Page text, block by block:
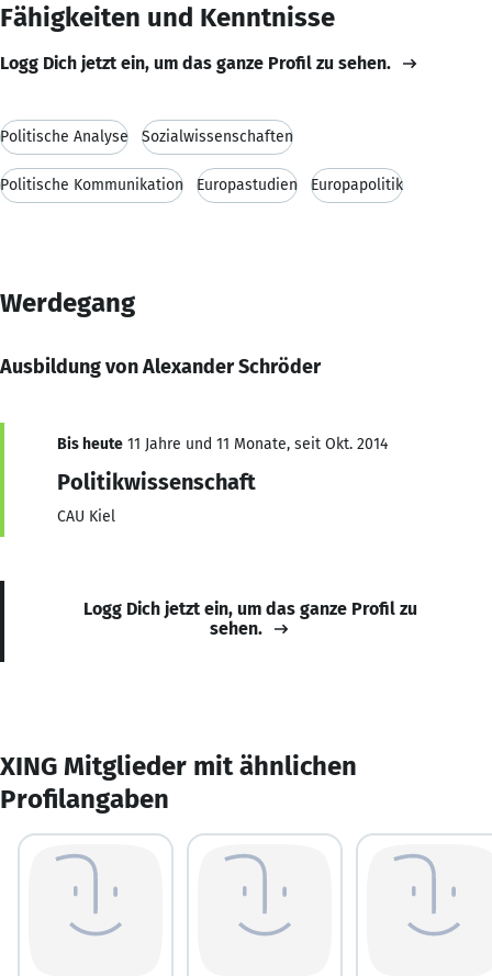
Fähigkeiten und Kenntnisse
Logg Dich jetzt ein, um das ganze Profil zu sehen.
Politische Analyse Sozialwissenschaften
Politische Kommunikation Europastudien Europapolitik
Werdegang
Ausbildung von Alexander Schröder
Bis heute 11 Jahre und 11 Monate, seit Okt. 2014
Politikwissenschaft
CAU Kiel
Logg Dich jetzt ein, um das ganze Profil zu
sehen.
XING Mitglieder mit ähnlichen
Profilangaben